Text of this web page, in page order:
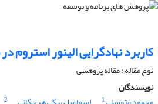
کاربرد نهادگرایی الینور استروم
نوع مقاله : مقاله پژوهشی
نویسندگان
1
2